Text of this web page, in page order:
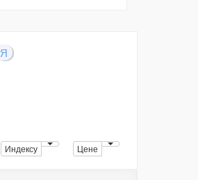
Я
Индексу Цене